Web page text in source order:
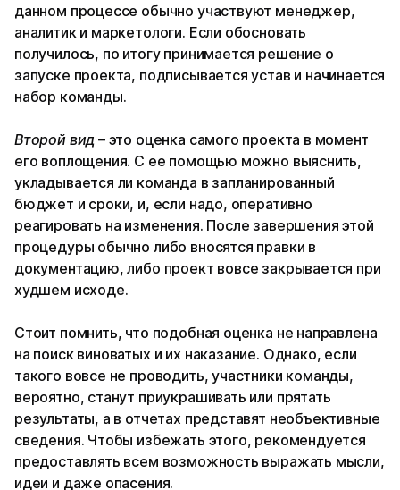
данном процессе обычно участвуют менеджер,
аналитик и маркетологи. Если обосновать
получилось, по итогу принимается решение о
запуске проекта, подписывается устав и начинается
набор команды.
Второй вид – это оценка самого проекта в момент
его воплощения. С ее помощью можно выяснить,
укладывается ли команда в запланированный
бюджет и сроки, и, если надо, оперативно
реагировать на изменения. После завершения этой
процедуры обычно либо вносятся правки в
документацию, либо проект вовсе закрывается при
худшем исходе.
Стоит помнить, что подобная оценка не направлена
на поиск виноватых и их наказание. Однако, если
такого вовсе не проводить, участники команды,
вероятно, станут приукрашивать или прятать
результаты, а в отчетах представят необъективные
сведения. Чтобы избежать этого, рекомендуется
предоставлять всем возможность выражать мысли,
идеи и даже опасения.